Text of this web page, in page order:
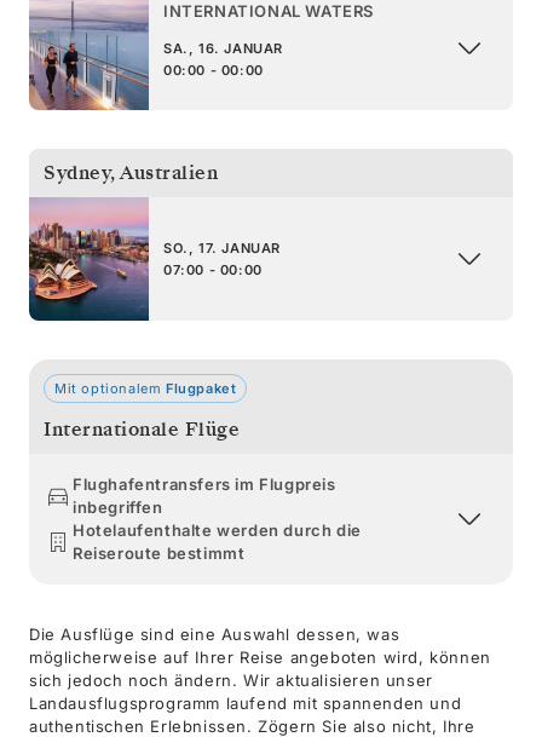
INTERNATIONAL WATERS
SA., 16. JANUAR
00:00 - 00:00
Sydney,Australien
SO., 17. JANUAR
07:00 - 00:00
Mit optionalem Flugpaket
Internationale Flüge
Flughafentransfers im Flugpreis
inbegriffen
Hotelaufenthalte werden durch die
Reiseroute bestimmt
Die Ausflüge sind eine Auswahl dessen, was
möglicherweise auf Ihrer Reise angeboten wird, können
sich jedoch noch ändern. Wir aktualisieren unser
Landausflugsprogramm laufend mit spannenden und
authentischen Erlebnissen. Zögern Sie also nicht, Ihre